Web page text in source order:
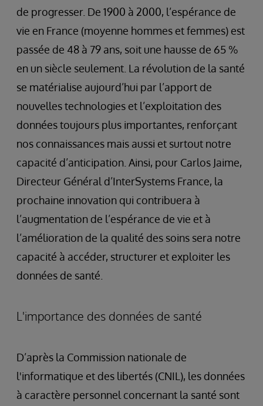
de progresser. De 1900 à 2000, l’espérance de
vie en France (moyenne hommes et femmes) est
passée de 48 à 79 ans, soit une hausse de 65 %
en un siècle seulement. La révolution de la santé
se matérialise aujourd’hui par l’apport de
nouvelles technologies et l’exploitation des
données toujours plus importantes, renforçant
nos connaissances mais aussi et surtout notre
capacité d’anticipation. Ainsi, pour Carlos Jaime,
Directeur Général d’InterSystems France, la
prochaine innovation qui contribuera à
l’augmentation de l’espérance de vie et à
l’amélioration de la qualité des soins sera notre
capacité à accéder, structurer et exploiter les
données de santé.
L'importance des données de santé
D’après la Commission nationale de
l'informatique et des libertés (CNIL), les données
à caractère personnel concernant la santé sont